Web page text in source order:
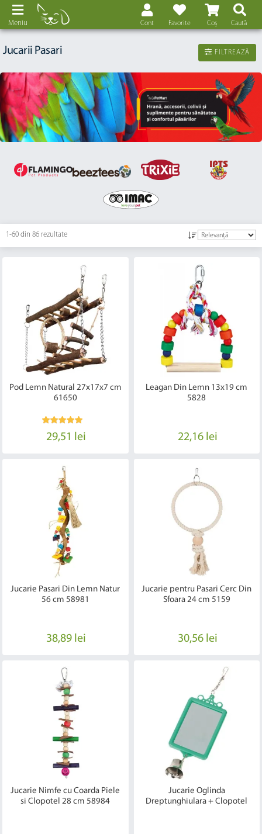
Coș
Favorite
Cont Caută
Meniu
FILTREAZĂ
Jucarii Pasari
1-60 din 86 rezultate
Pod Lemn Natural 27x17x7 cm
61650
29,51 lei
Leagan Din Lemn 13x19 cm
5828
22,16 lei
Jucarie Pasari Din Lemn Natur
56 cm 58981
38,89 lei
Jucarie pentru Pasari Cerc Din
Sfoara 24 cm 5159
30,56 lei
Jucarie Nimfe cu Coarda Piele
si Clopotel 28 cm 58984
Jucarie Oglinda
Dreptunghiulara + Clopotel